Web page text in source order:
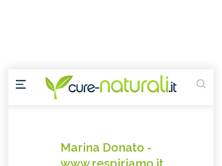
Marina Donato -